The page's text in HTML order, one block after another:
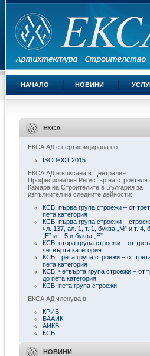
НАЧАЛО НОВИНИ
ЕКСА
ЕКСА АД е сертифицирана по:
ISO 9001:2015
ЕКСА АД е вписана в Централен
Професионален Регистър на строителя
Камара на Строителите в България за
изпълнител на следните дейности:
КСБ: първа група строежи – от
пета категория
КСБ: първа група строежи –
чл. 137, ал. 1, т. 1, буква „М” и т. 4,
„Е” и т. 5 и буква „Е”
КСБ: втора група строежи – от
четвърта категория
КСБ: трета група строежи – от
пета категория
КСБ: четвърта група строежи – от
до пета категория
КСБ: пета група строежи
ЕКСА АД членува в:
КРИБ
БААИК
АИКБ
КСБ
НОВИНИ